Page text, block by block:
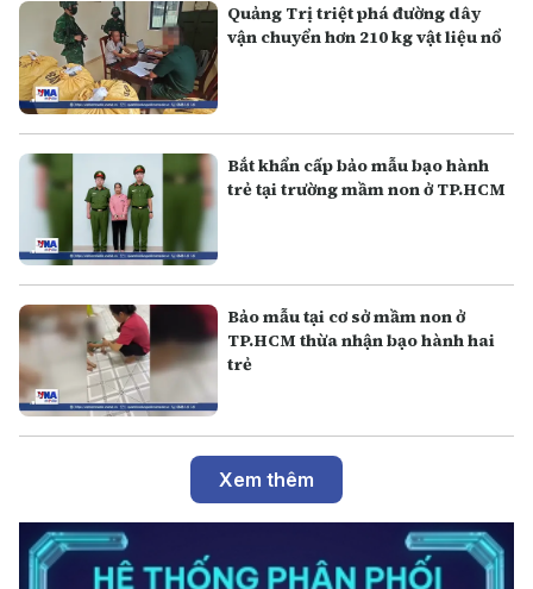
Quảng Trị triệt phá đường dây
vận chuyển hơn 210 kg vật liệu nổ
Bắt khẩn cấp bảo mẫu bạo hành
trẻ tại trường mầm non ở TP.HCM
Bảo mẫu tại cơ sở mầm non ở
TP.HCM thừa nhận bạo hành hai
trẻ
Xem thêm